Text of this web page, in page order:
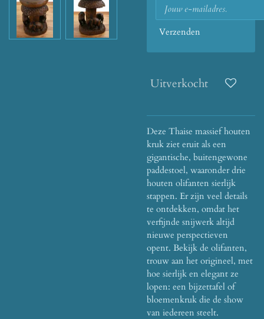
Verzenden
Uitverkocht
Deze Thaise massief houten
kruk ziet eruit als een
gigantische, buitengewone
paddestoel, waaronder drie
houten olifanten sierlijk
stappen. Er zijn veel details
te ontdekken, omdat het
verfijnde snijwerk altijd
nieuwe perspectieven
opent. Bekijk de olifanten,
trouw aan het origineel, met
hoe sierlijk en elegant ze
lopen: een bijzettafel of
bloemenkruk die de show
van iedereen steelt.